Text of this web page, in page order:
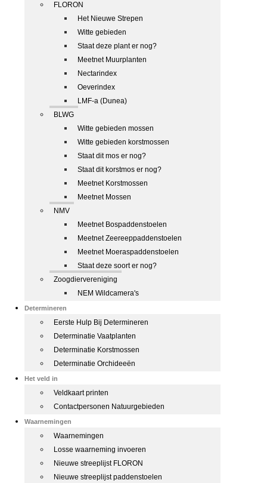
FLORON
Het Nieuwe Strepen
Witte gebieden
Staat deze plant er nog?
Meetnet Muurplanten
Nectarindex
Oeverindex
LMF-a (Dunea)
BLWG
Witte gebieden mossen
Witte gebieden korstmossen
Staat dit mos er nog?
Staat dit korstmos er nog?
Meetnet Korstmossen
Meetnet Mossen
NMV
Meetnet Bospaddenstoelen
Meetnet Zeereeppaddenstoelen
Meetnet Moeraspaddenstoelen
Staat deze soort er nog?
Zoogdiervereniging
NEM Wildcamera's
Determineren
Eerste Hulp Bij Determineren
Determinatie Vaatplanten
Determinatie Korstmossen
Determinatie Orchideeën
Het veld in
Veldkaart printen
Contactpersonen Natuurgebieden
Waarnemingen
Waarnemingen
Losse waarneming invoeren
Nieuwe streeplijst FLORON
Nieuwe streeplijst paddenstoelen